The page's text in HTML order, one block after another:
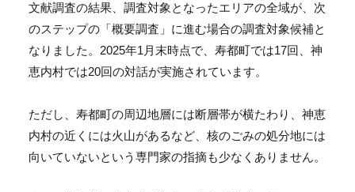
文献調査の結果、調査対象となったエリアの全域が、次
のステップの「概要調査」に進む場合の調査対象候補と
なりました。2025年1月末時点で、寿都町では17回、神
恵内村では20回の対話が実施されています。
ただし、寿都町の周辺地層には断層帯が横たわり、神恵
内村の近くには火山があるなど、核のごみの処分地には
向いていないという専門家の指摘も少なくありません。